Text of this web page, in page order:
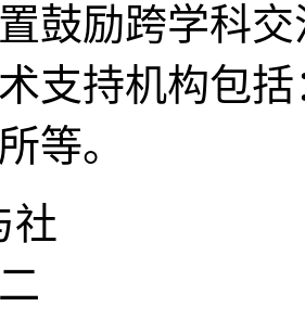
鼓励跨学科
支持机构包
等。